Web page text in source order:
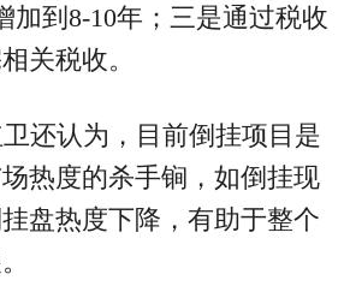
加到8-10年；三是通过税收
关税收。
还认为，目前倒挂项目是
热度的杀手锏，如倒挂现
盘热度下降，有助于整个